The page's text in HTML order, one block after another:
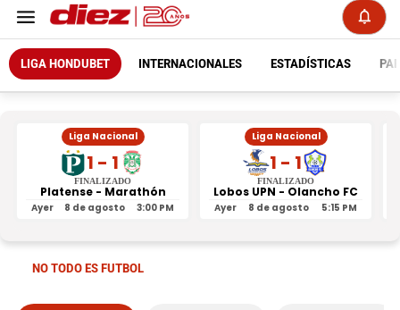
LIGA HONDUBET INTERNACIONALES ESTADÍSTICAS
Liga Nacional
1 - 1
FINALIZADO
Platense - Marathón
Ayer 8 de agosto 3:00 PM
Liga Nacional
1 - 1
FINALIZADO
Lobos UPN - Olancho FC
Ayer 8 de agosto 5:15 PM
NO TODO ES FUTBOL